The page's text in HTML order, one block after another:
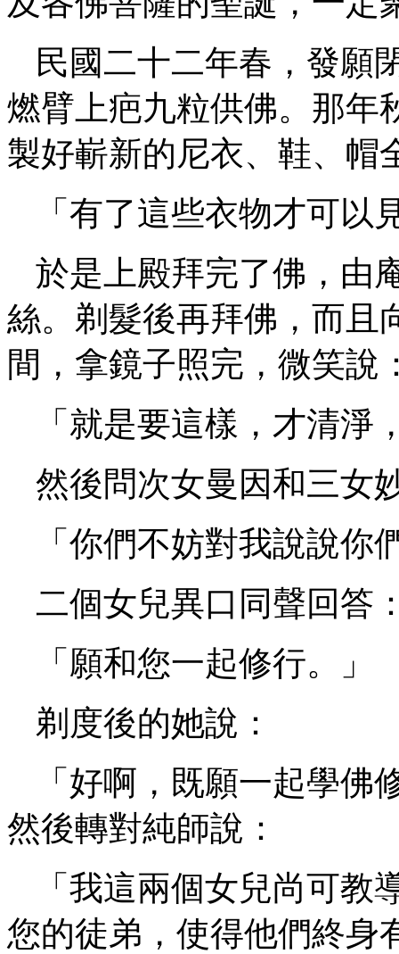
民國二十二年春，發願
燃臂上疤九粒供佛。那年
製好嶄新的尼衣、鞋、帽
「有了這些衣物才可以
於是上殿拜完了佛，由
絲。剃髮後再拜佛，而且
間，拿鏡子照完，微笑說
「就是要這樣，才清淨
然後問次女曼因和三女
「你們不妨對我說說你
二個女兒異口同聲回答
「願和您一起修行。」
剃度後的她說：
「好啊，既願一起學
然後轉對純師說：
「我這兩個女兒尚可
您的徒弟，使得他們終身